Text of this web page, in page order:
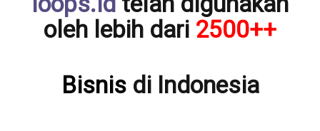
oleh lebih dari 2500++
Bisnisdi Indonesia